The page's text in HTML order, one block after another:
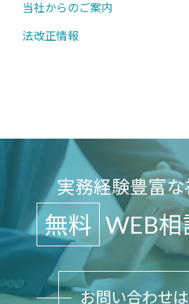
当社からのご案内
法改正情報
実務経験豊富な
無料 WEB
お問い合わせ